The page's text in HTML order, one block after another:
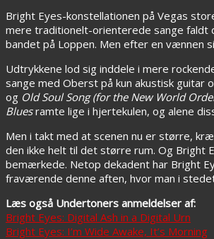
Bright Eyes-konstellationen på Vegas
mere traditionelt-orienterede sange faldt
bandet på Loppen. Men efter en vænnen
Udtrykkene lod sig inddele i mere
sange med Oberst på kun akustisk
og Old Soul Song (for the New World
Bluesramte lige i hjertekulen, og alene
Men i takt med at scenen nu er større,
den ikke helt til det større rum. Og Bright
bemærkede. Netop dekadent har Bright
fraværende denne aften, hvor man i
Læs også Undertoners anmeldelser af:
Bright Eyes: Digital Ash in a Digital Urn
Bright Eyes: I’m Wide Awake, It’s Morning